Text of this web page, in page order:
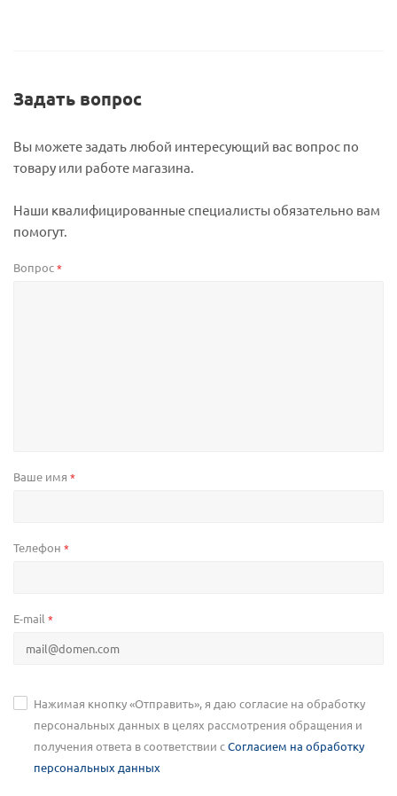
Задать вопрос
Вы можете задать любой интересующий вас вопрос по
товару или работе магазина.
Наши квалифицированные специалисты обязательно вам
помогут.
Вопрос*
Ваше имя *
Телефон *
E-mail *
Нажимая кнопку «Отправить», я даю согласие на обработку
персональных данных в целях рассмотрения обращения и
получения ответа в соответствии сСогласием на обработку
персональных данных